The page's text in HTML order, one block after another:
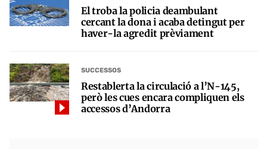
El troba la policia deambulant
cercant la dona i acaba detingut per
haver-la agredit prèviament
SUCCESSOS
Restablerta la circulació a l’N-145,
però les cues encara compliquen els
accessos d’Andorra